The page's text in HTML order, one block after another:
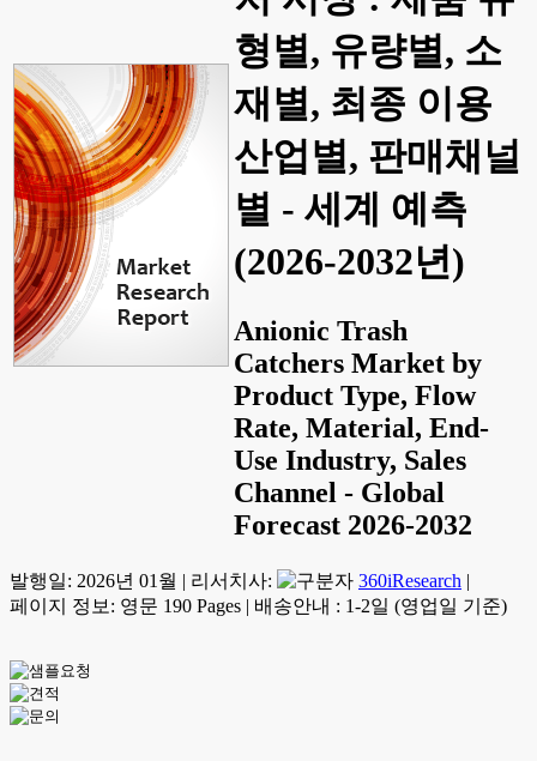
형별, 유량별, 소
재별, 최종 이용
산업별, 판매채널
별 - 세계 예측
(2026-2032년)
Anionic Trash
Catchers Market by
Product Type, Flow
Rate, Material, End-
Use Industry, Sales
Channel - Global
Forecast 2026-2032
발행일: 2026년 01월 | 리서치사: 360iResearch |
페이지 정보: 영문 190 Pages | 배송안내 : 1-2일 (영업일 기준)